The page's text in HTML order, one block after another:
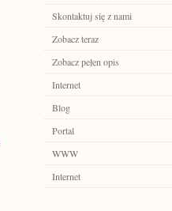
Skontaktuj się z nami
Zobacz teraz
Zobacz pełen opis
Internet
Blog
Portal
WWW
Internet